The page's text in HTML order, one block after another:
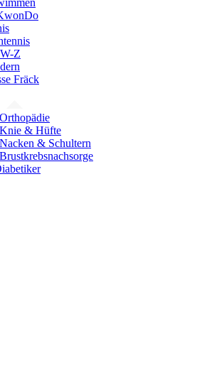
Z
Fräck
& Hüfte
& Schultern